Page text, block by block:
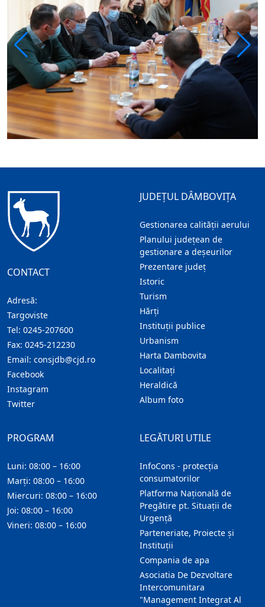
CONTACT
Adresă:
Targoviste
Tel: 0245-207600
Fax: 0245-212230
Email: consjdb@cjd.ro
Facebook
Instagram
Twitter
JUDEȚUL DÂMBOVIȚA
Gestionarea calității aerului
Planului județean de
gestionare a deșeurilor
Prezentare judeţ
Istoric
Turism
Hărţi
Instituţii publice
Urbanism
Harta Dambovita
Localitaţi
Heraldică
Album foto
LEGĂTURI UTILE
InfoCons - protecția
consumatorilor
Platforma Națională de
Pregătire pt. Situații de
Urgență
Parteneriate, Proiecte și
Instituții
Compania de apa
Asociatia De Dezvoltare
Intercomunitara
"Management Integrat Al
PROGRAM
Luni: 08:00 – 16:00
Marți: 08:00 – 16:00
Miercuri: 08:00 – 16:00
Joi: 08:00 – 16:00
Vineri: 08:00 – 16:00